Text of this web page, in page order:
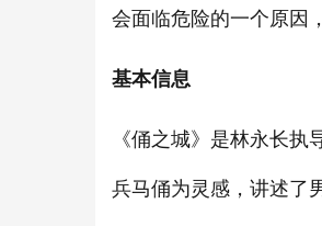
会面临危险的一个原因
基本信息
《俑之城》是林永长
兵马俑为灵感，讲述了